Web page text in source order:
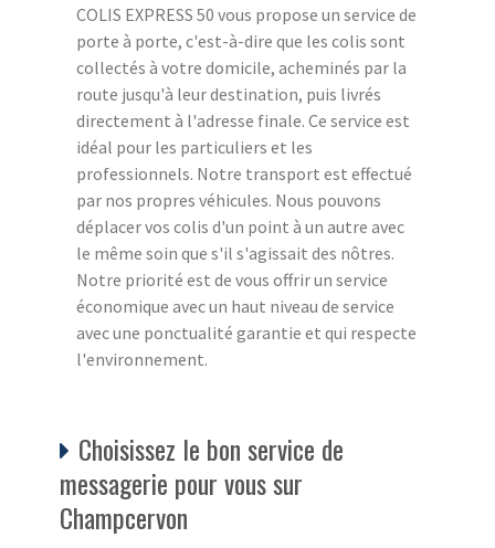
COLIS EXPRESS 50 vous propose un service de
porte à porte, c'est-à-dire que les colis sont
collectés à votre domicile, acheminés par la
route jusqu'à leur destination, puis livrés
directement à l'adresse finale. Ce service est
idéal pour les particuliers et les
professionnels. Notre transport est effectué
par nos propres véhicules. Nous pouvons
déplacer vos colis d'un point à un autre avec
le même soin que s'il s'agissait des nôtres.
Notre priorité est de vous offrir un service
économique avec un haut niveau de service
avec une ponctualité garantie et qui respecte
l'environnement.
Choisissez le bon service de
messagerie pour vous sur
Champcervon